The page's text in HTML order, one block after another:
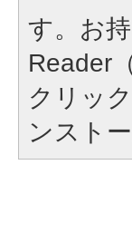
す。お
Reader
クリッ
ンスト